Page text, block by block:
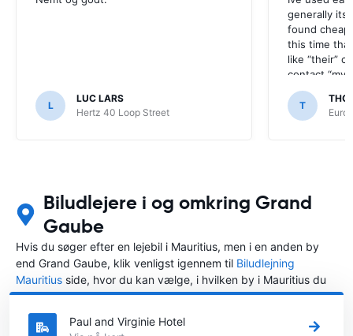
L
LUC LARS
Hertz 40 Loop Street
generally its
found cheap
this time
like “their”
contact “my
werent
T
Biludlejere i og omkring Grand
Gaube
Hvis du søger efter en lejebil i Mauritius, men i en anden by
end Grand Gaube, klik venligst igennem til Biludlejning
Mauritius side, hvor du kan vælge, i hvilken by i Mauritius du
ønsker at leje en bil.
Paul and Virginie Hotel